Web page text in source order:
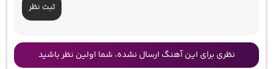
ثبت نظر
نظری برای این آهنگ ارسال نشده، شما اولین نظر باشید